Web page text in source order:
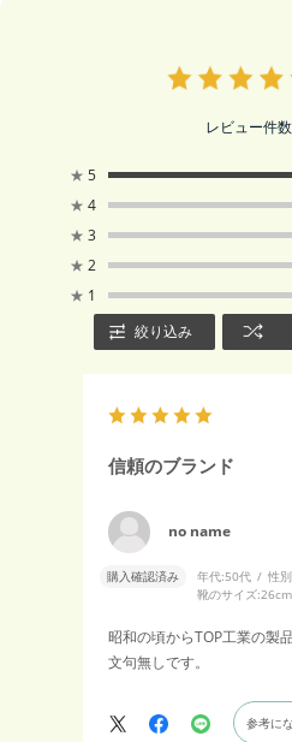
レビュー件数
★ 5
★ 4
★ 3
★ 2
★ 1
絞り込み
信頼のブランド
no name
購入確認済み 年代:50代 性
靴のサイズ:26cm
昭和の頃からTOP工業の製
文句無しです。
参考に